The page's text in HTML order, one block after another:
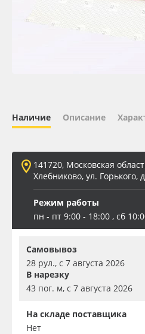
Oracal 641
ПЭТ листовой
Вспененный ПВХ
Баннер
Наличие Описание
141720, Московская
Хлебниково, ул. Горького,
Режим работы
пн - пт 9:00 - 18:00 , сб
Самовывоз
28 рул., с 7 августа 2026
В нарезку
43 пог. м, с 7 августа 2026
На складе поставщика
Нет